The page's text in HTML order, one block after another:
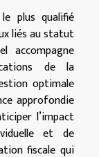
plus qualifié
liés au statut
accompagne
de la
optimale
approfondie
l’impact
et de
fiscale qui